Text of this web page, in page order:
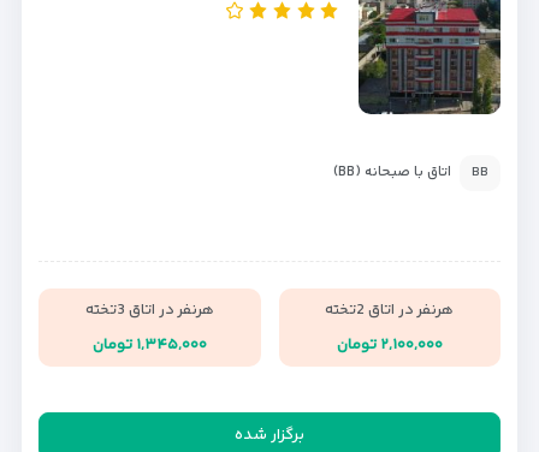
BB اتاق با صبحانه (BB)
هرنفر در اتاق 2تخته
۲,۱۰۰,۰۰۰ تومان
هرنفر در اتاق 3تخته
۱,۳۴۵,۰۰۰ تومان
برگزار شده